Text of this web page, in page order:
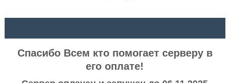
Спасибо Всем кто помогает серверу в
его оплате!